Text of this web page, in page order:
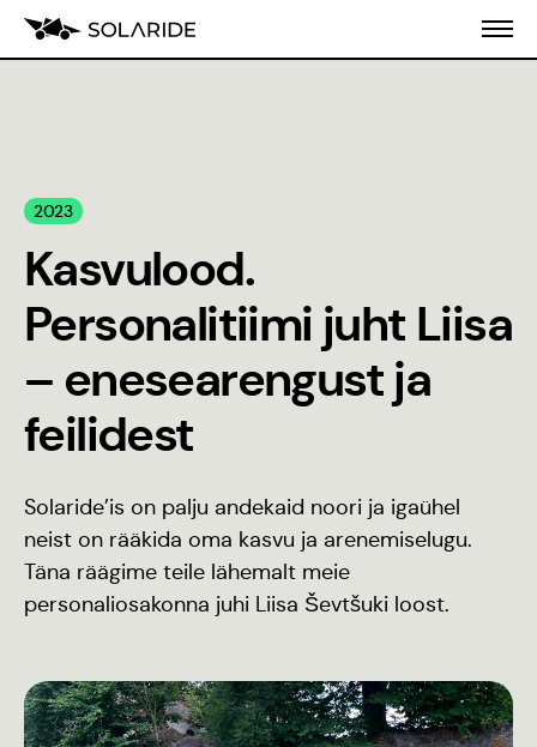
Koolitusprogramm
Blogi
Inseneeria
populariseerimine
Stiilijuhend
2023
Kasvulood.
Personalitiimi juht Liisa
– enesearengust ja
feilidest
Solaride’is on palju andekaid noori ja igaühel
neist on rääkida oma kasvu ja arenemiselugu.
Täna räägime teile lähemalt meie
personaliosakonna juhi Liisa Ševtšuki loost.